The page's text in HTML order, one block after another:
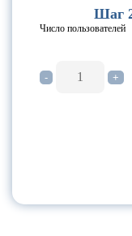
Аренда и
Шаг
Число пользователей
- +